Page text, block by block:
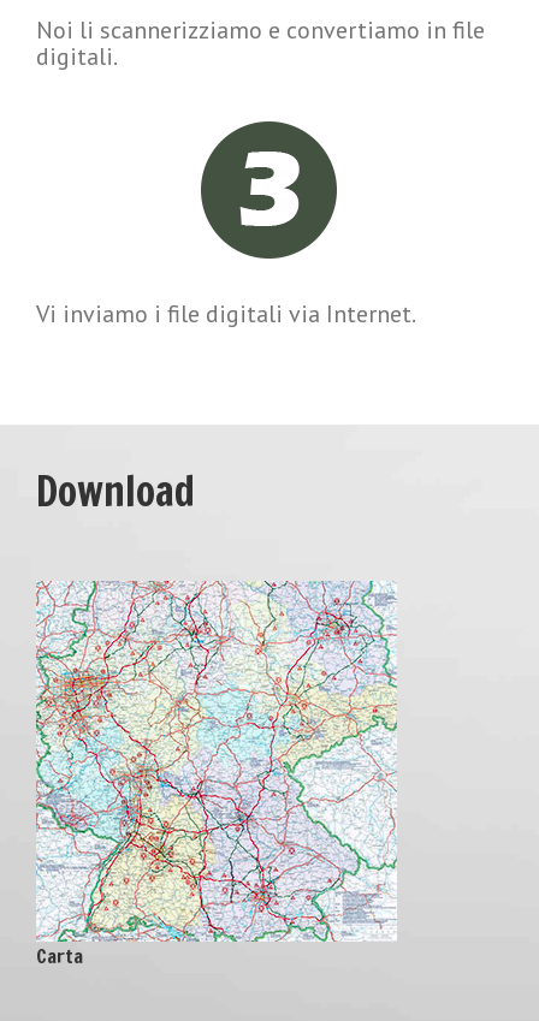
Noi li scannerizziamo e convertiamo in file
digitali.
Vi inviamo i file digitali via Internet.
Download
Carta